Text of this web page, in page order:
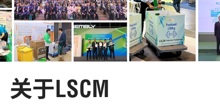
主页
机构简介
关于LSCM